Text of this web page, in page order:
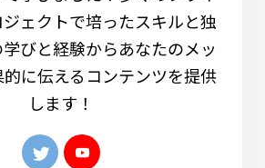
ェクトで培ったスキルと独
びと経験からあなたのメッ
に伝えるコンテンツを提供
します！